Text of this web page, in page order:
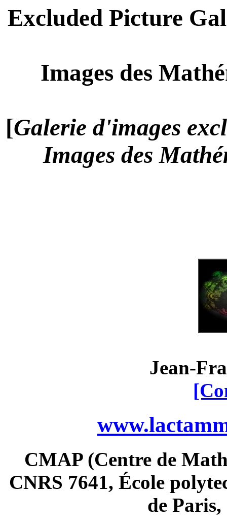
Excluded Picture
Images des
[Galerie d'images
Images des
Jean-
CMAP (Centre de
CNRS 7641, École
de